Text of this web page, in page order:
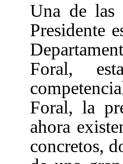
Una de las
Presidente
Foral,
Foral, la
ahora
concretos,